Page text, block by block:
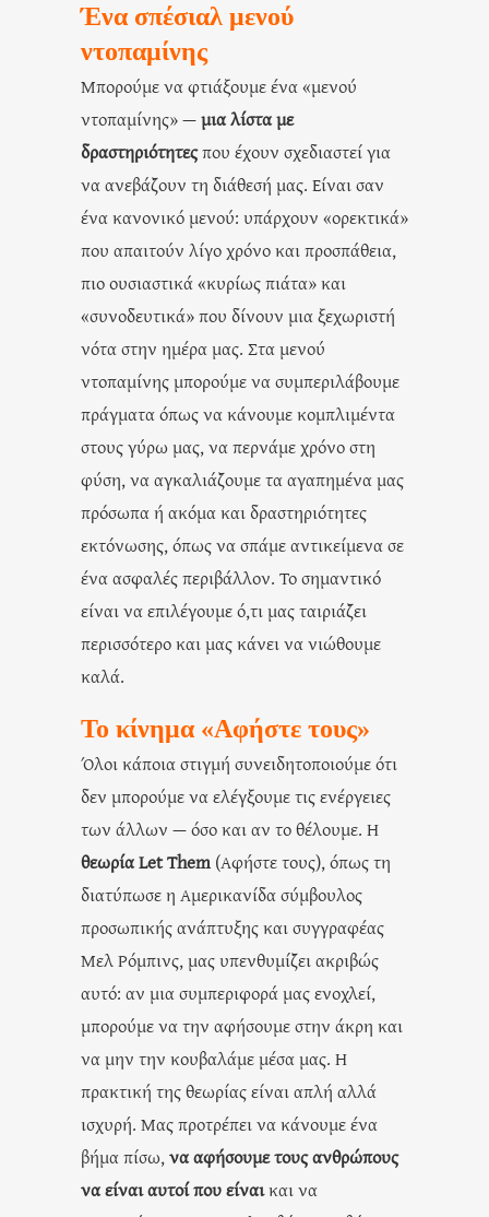
Ένα σπέσιαλ μενού
ντοπαμίνης
Μπορούμε να φτιάξουμε ένα «μενού
ντοπαμίνης» —μια λίστα με
δραστηριότητεςπου έχουν σχεδιαστεί για
να ανεβάζουν τη διάθεσή μας. Είναι σαν
ένα κανονικό μενού: υπάρχουν «ορεκτικά»
που απαιτούν λίγο χρόνο και προσπάθεια,
πιο ουσιαστικά «κυρίως πιάτα» και
«συνοδευτικά» που δίνουν μια ξεχωριστή
νότα στην ημέρα μας. Στα μενού
ντοπαμίνης μπορούμε να συμπεριλάβουμε
πράγματα όπως να κάνουμε κομπλιμέντα
στους γύρω μας, να περνάμε χρόνο στη
φύση, να αγκαλιάζουμε τα αγαπημένα μας
πρόσωπα ή ακόμα και δραστηριότητες
εκτόνωσης, όπως να σπάμε αντικείμενα σε
ένα ασφαλές περιβάλλον. Το σημαντικό
είναι να επιλέγουμε ό,τι μας ταιριάζει
περισσότερο και μας κάνει να νιώθουμε
καλά.
Το κίνημα «Αφήστε τους»
Όλοι κάποια στιγμή συνειδητοποιούμε ότι
δεν μπορούμε να ελέγξουμε τις ενέργειες
των άλλων — όσο και αν το θέλουμε. Η
θεωρία Let Them (Αφήστε τους), όπως τη
διατύπωσε η Αμερικανίδα σύμβουλος
προσωπικής ανάπτυξης και συγγραφέας
Μελ Ρόμπινς, μας υπενθυμίζει ακριβώς
αυτό: αν μια συμπεριφορά μας ενοχλεί,
μπορούμε να την αφήσουμε στην άκρη και
να μην την κουβαλάμε μέσα μας. Η
πρακτική της θεωρίας είναι απλή αλλά
ισχυρή. Μας προτρέπει να κάνουμε ένα
βήμα πίσω,να αφήσουμε τους ανθρώπους
να είναι αυτοί που είναικαι να